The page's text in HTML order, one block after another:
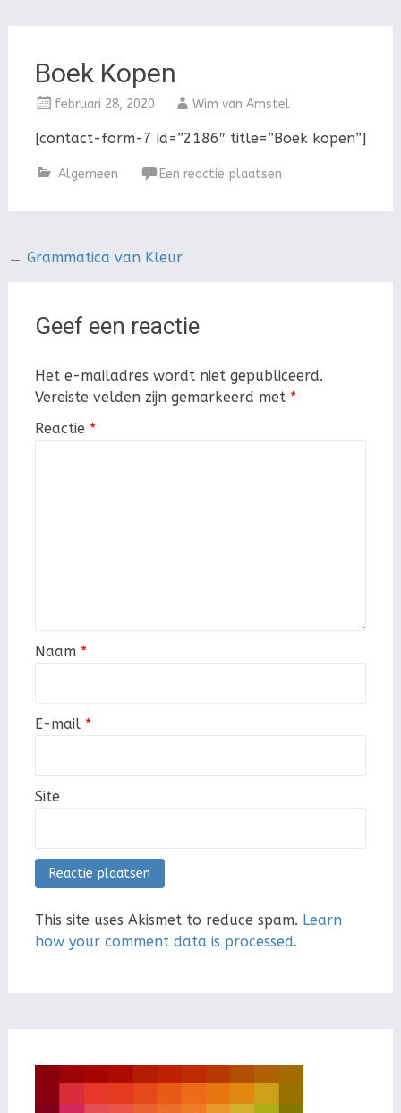
Boek Kopen
februari 28, 2020 Wim van Amstel
[contact-form-7 id=”2186″ title=”Boek kopen”]
Algemeen Een reactie plaatsen
Bericht
← Grammatica van Kleur
Geef een reactie
Het e-mailadres wordt niet gepubliceerd.
Vereiste velden zijn gemarkeerd met *
Reactie *
Naam *
E-mail *
Site
This site uses Akismet to reduce spam. Learn
how your comment data is processed.